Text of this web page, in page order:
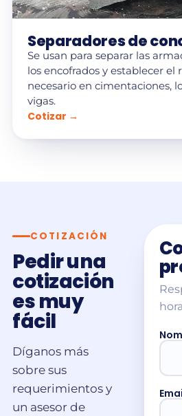
Separadores de
Se usan para separar las
los encofrados y establecer
necesario en cimentaciones,
vigas.
Cotizar →
COTIZACIÓN
Pedir una
cotización
es muy
fácil
Díganos más
sobre sus
requerimientos y
un asesor de